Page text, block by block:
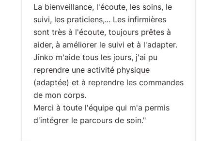
La bienveillance, l'écoute, les soins, le
suivi, les praticiens,... Les infirmières
sont très à l'écoute, toujours prêtes à
aider, à améliorer le suivi et à l'adapter.
Jinko m'aide tous les jours, j'ai pu
reprendre une activité physique
(adaptée) et à reprendre les commandes
de mon corps.
Merci à toute l'équipe qui m'a permis
d'intégrer le parcours de soin."